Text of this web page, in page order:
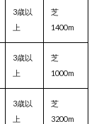
3歳以
上
芝
1400m
3歳以
上
芝
1000m
3歳以
上
芝
3200m